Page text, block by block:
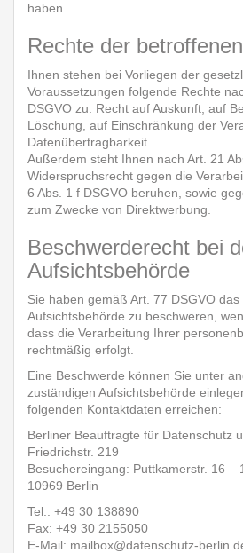
haben.
Rechte der
Ihnen stehen bei Vorliegen der
Voraussetzungen folgende Rechte
DSGVO zu: Recht auf Auskunft, auf
Löschung, auf Einschränkung der
Datenübertragbarkeit.
Außerdem steht Ihnen nach Art. 21
Widerspruchsrecht gegen die
6 Abs. 1 f DSGVO beruhen, sowie
zum Zwecke von Direktwerbung.
Beschwerderecht bei
Aufsichtsbehörde
Sie haben gemäß Art. 77 DSGVO
Aufsichtsbehörde zu beschweren,
dass die Verarbeitung Ihrer
rechtmäßig erfolgt.
Eine Beschwerde können Sie unter
zuständigen Aufsichtsbehörde
folgenden Kontaktdaten erreichen:
Berliner Beauftragte für Datenschutz
Friedrichstr. 219
Besuchereingang: Puttkamerstr. 16 –
10969 Berlin
Tel.: +49 30 138890
Fax: +49 30 2155050
E-Mail: mailbox@datenschutz-